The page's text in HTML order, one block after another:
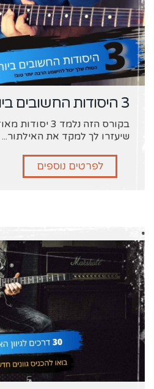
3 היסודות החשובים ביותר באילתור
בקורס הזה נלמד 3
שיעזרו לך למקד את האילתור...
לפרטים נוספים